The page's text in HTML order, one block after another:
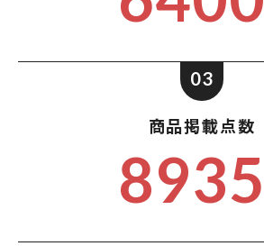
03
商品掲載点数
8935